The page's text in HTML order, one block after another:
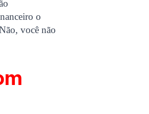
o
você não